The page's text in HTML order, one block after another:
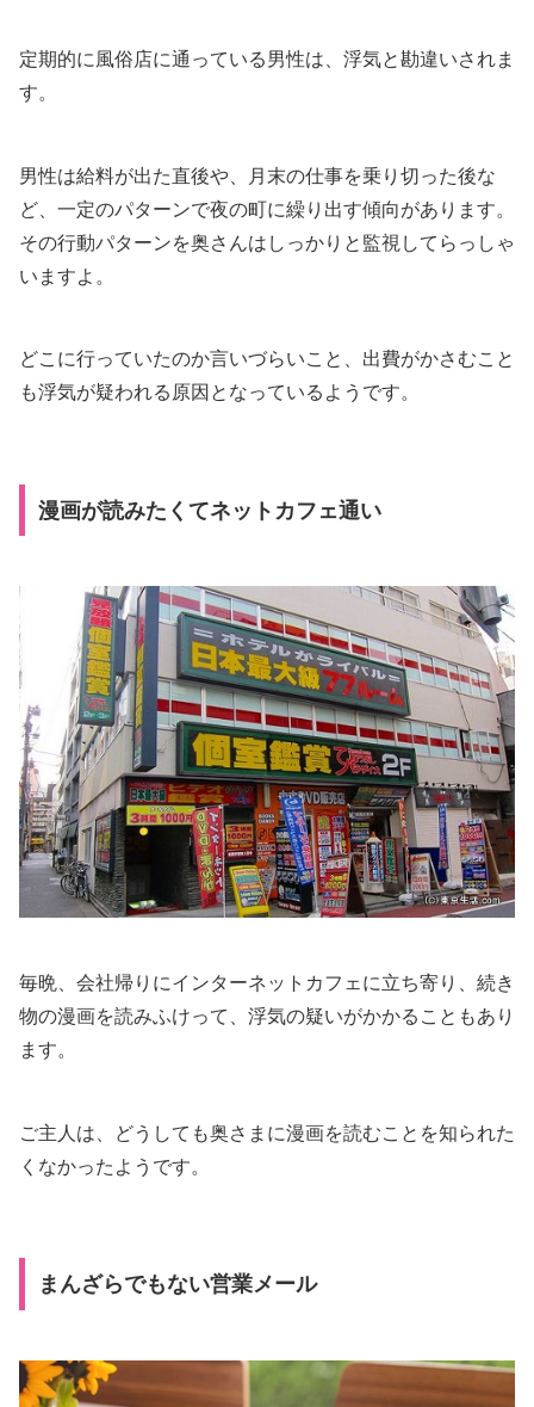
定期的に風俗店に通っている男性は、浮気と勘違いされま
す。
男性は給料が出た直後や、月末の仕事を乗り切った後な
ど、一定のパターンで夜の町に繰り出す傾向があります。
その行動パターンを奥さんはしっかりと監視してらっしゃ
いますよ。
どこに行っていたのか言いづらいこと、出費がかさむこと
も浮気が疑われる原因となっているようです。
漫画が読みたくてネットカフェ通い
毎晩、会社帰りにインターネットカフェに立ち寄り、続き
物の漫画を読みふけって、浮気の疑いがかかることもあり
ます。
ご主人は、どうしても奥さまに漫画を読むことを知られた
くなかったようです。
まんざらでもない営業メール